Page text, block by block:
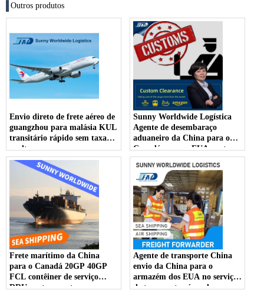
Outros produtos
Envio direto de frete aéreo de
guangzhou para malásia KUL
transitário rápido sem taxa
oculta
Sunny Worldwide Logística
Agente de desembaraço
aduaneiro da China para o
Canadá para os EUA porta a
porta
Frete marítimo da China
para o Canadá 20GP 40GP
FCL contêiner de serviço
DDU porta a porta para
Agente de transporte China
envio da China para o
armazém dos EUA no serviço
de transporte aéreo de